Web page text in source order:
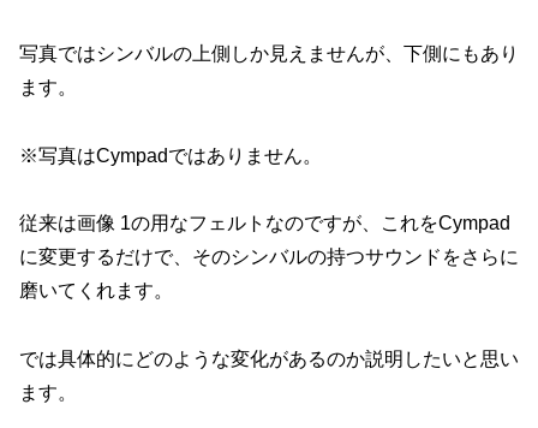
写真ではシンバルの上側しか見えませんが、下側にもあり
ます。
※写真はCympadではありません。
従来は画像 1の用なフェルトなのですが、これをCympad
に変更するだけで、そのシンバルの持つサウンドをさらに
磨いてくれます。
では具体的にどのような変化があるのか説明したいと思い
ます。